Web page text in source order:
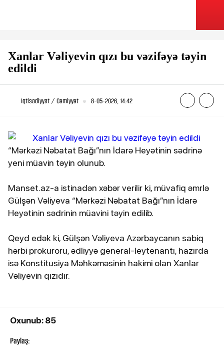
Xanlar Vəliyevin qızı bu vəzifəyə təyin
edildi
İqtisadiyyat / Cəmiyyət 8-05-2026, 14:42
“Mərkəzi Nəbatat Bağı”nın İdarə Heyətinin sədrinə
yeni müavin təyin olunub.
Manset.az-a istinadən xəbər verilir ki, müvafiq əmrlə
Gülşən Vəliyeva “Mərkəzi Nəbatat Bağı”nın İdarə
Heyətinin sədrinin müavini təyin edilib.
Qeyd edək ki, Gülşən Vəliyeva Azərbaycanın sabiq
hərbi prokuroru, ədliyyə general-leytenantı, hazırda
isə Konstitusiya Məhkəməsinin hakimi olan Xanlar
Vəliyevin qızıdır.
Oxunub: 85
Paylaş: